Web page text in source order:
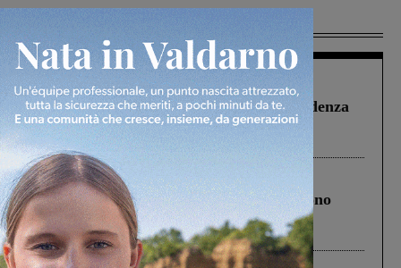
Figline Incisa Valdarno 1 Agosto 2026
Piscina di Figline finanziata oltre la scadenza
Pnrr, il gruppo di Fratelli d’Italia: “Un
ringraziamento al Governo”
Cronaca 4 Agosto 2026
Un anno fa la strage in A1 in cui morirono
Gianni, Giulia e Franco. Lo schianto, il
processo, lo stop ai sorpassi fra tir....